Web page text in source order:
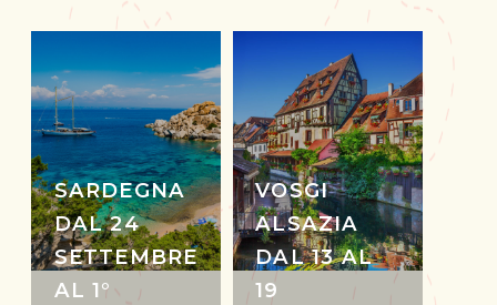
SARDEGNA
DAL 24
SETTEMBRE
AL 1°
VOSGI
ALSAZIA
DAL 13 AL
19